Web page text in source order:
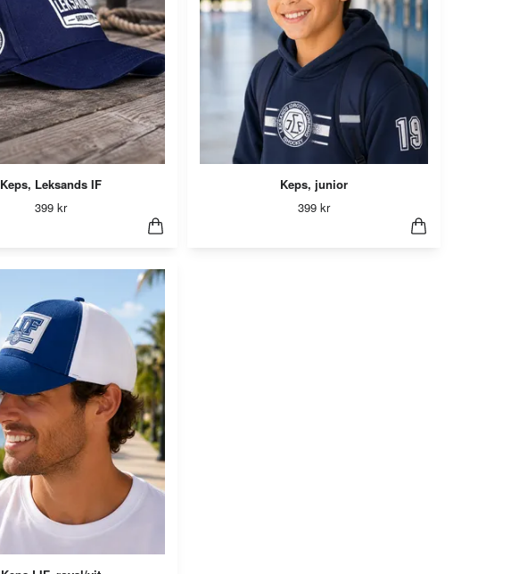
Keps, Leksands IF
399 kr
Keps, junior
399 kr